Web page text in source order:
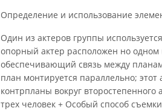
Определение и использование
Один из актеров группы
опорный актер расположен но одном
обеспечивающий связь между
план монтируется параллельно;
контрпланы вокруг
трех человек + Особый способ